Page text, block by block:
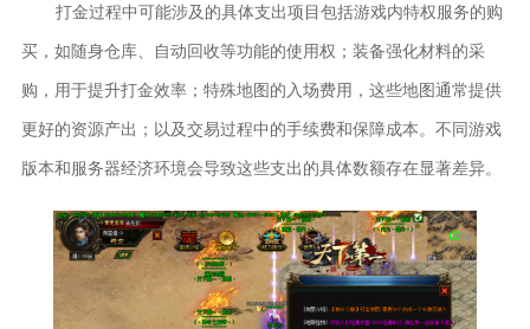
打金过程中可能涉及的具体支出项目包括游戏内特权服务的购
买，如随身仓库、自动回收等功能的使用权；装备强化材料的采
购，用于提升打金效率；特殊地图的入场费用，这些地图通常提供
更好的资源产出；以及交易过程中的手续费和保障成本。不同游戏
版本和服务器经济环境会导致这些支出的具体数额存在显著差异。